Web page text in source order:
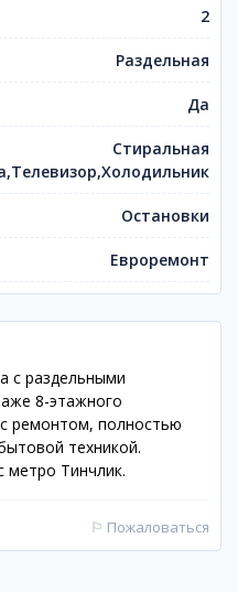
2
Раздельная
Да
Стиральная
Остановки
Евроремонт
с раздельными
8-этажного
ремонтом, полностью
техникой.
метро Тинчлик.
⚐ Пожаловаться